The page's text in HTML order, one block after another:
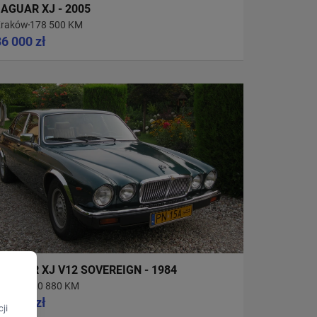
XJ - 2005
178 500 KM
000 zł
JAGUAR XJ V12 SOVEREIGN - 1984
120 880 KM
68 000 zł